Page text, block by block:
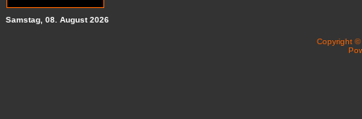
Samstag, 08. August 2026
Copyright